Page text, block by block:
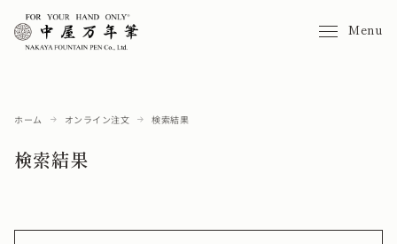
Menu
ホーム オンライン注文 検索結果
検索結果